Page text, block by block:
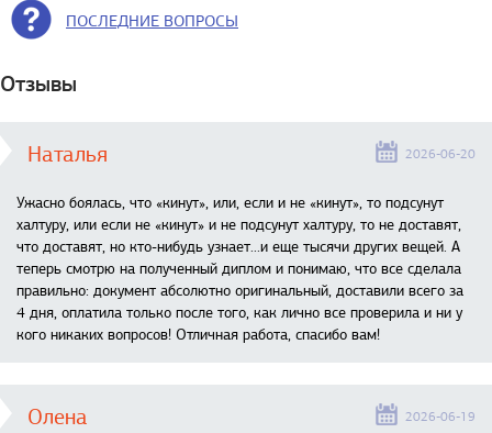
ПОСЛЕДНИЕ ВОПРОСЫ
Отзывы
Наталья 2026-06-20
Ужасно боялась, что «кинут», или, если и не «кинут», то подсунут
халтуру, или если не «кинут» и не подсунут халтуру, то не доставят,
что доставят, но кто-нибудь узнает...и еще тысячи других вещей. А
теперь смотрю на полученный диплом и понимаю, что все сделала
правильно: документ абсолютно оригинальный, доставили всего за
4 дня, оплатила только после того, как лично все проверила и ни у
кого никаких вопросов! Отличная работа, спасибо вам!
Олена 2026-06-19